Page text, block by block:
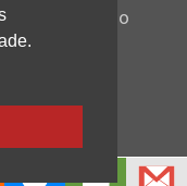
Ministério
reservados